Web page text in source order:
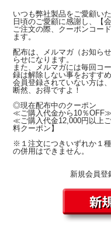
いつも弊社製品をご愛顧い
日頃のご愛顧に感謝し、【
ご注文の際、クーポンコー
ます。
配布は、メルマガ（お知ら
らせになります。
また、メルマガには毎回コ
録は解除しない事をおすすめ
会員登録されていない方は
断然、お得ですよ！
◎現在配布中のクーポン
≪ご購入代金から10％
≪ご購入代金12,000円以上
料クーポン】
※１注文につきいずれか１
の併用はできません。
新規会員登